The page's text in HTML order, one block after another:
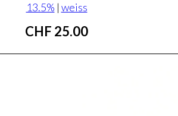
13.5% | weiss
CHF 25.00